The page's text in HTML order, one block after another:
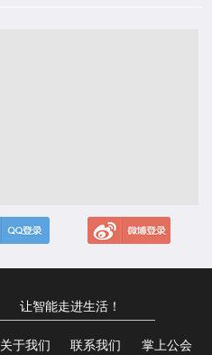
让智能走进生活！
关于我们 联系我们 掌上公会